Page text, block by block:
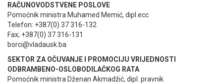
RAČUNOVODSTVENE POSLOVE
Pomoćnik ministra Muhamed Memić, dipl.ecc
Telefon: +387(0) 37 316-132
Fax; +387(0) 37 316-131
borci@vladausk.ba
SEKTOR ZA OČUVANJE I PROMOCIJU VRIJEDNOSTI
ODBRAMBENO-OSLOBODILAČKOG RATA
Pomoćnik ministra Dženan Akmadžić, dipl. pravnik